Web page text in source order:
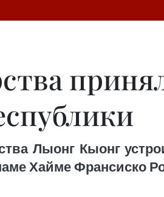
Лыонг Кыонг
Хайме Франсиско